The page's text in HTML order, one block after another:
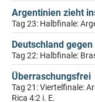
Argentinien zieht
Tag 23: Halbfinale:
Deutschland
Tag 22: Halbfinale:
Überraschungsfrei
Tag 21: Viertelfinale:
Rica 4:2 i. E.